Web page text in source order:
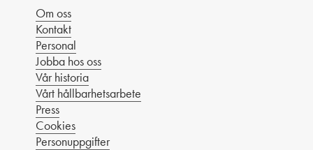
Om oss
Kontakt
Personal
Jobba hos oss
Vår historia
Vårt hållbarhetsarbete
Press
Cookies
Personuppgifter